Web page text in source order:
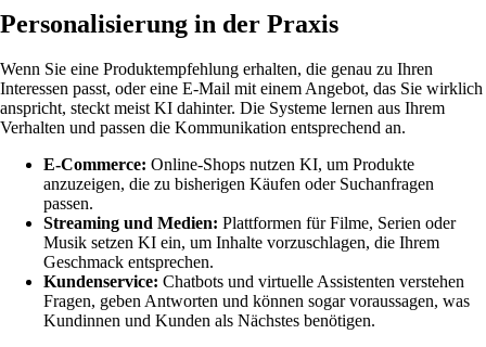
Personalisierung in der Praxis
Wenn Sie eine Produktempfehlung erhalten, die genau zu Ihren
Interessen passt, oder eine E-Mail mit einem Angebot, das Sie wirklich
anspricht, steckt meist KI dahinter. Die Systeme lernen aus Ihrem
Verhalten und passen die Kommunikation entsprechend an.
E-Commerce: Online-Shops nutzen KI, um Produkte
anzuzeigen, die zu bisherigen Käufen oder Suchanfragen
passen.
Streaming und Medien: Plattformen für Filme, Serien oder
Musik setzen KI ein, um Inhalte vorzuschlagen, die Ihrem
Geschmack entsprechen.
Kundenservice: Chatbots und virtuelle Assistenten verstehen
Fragen, geben Antworten und können sogar voraussagen, was
Kundinnen und Kunden als Nächstes benötigen.